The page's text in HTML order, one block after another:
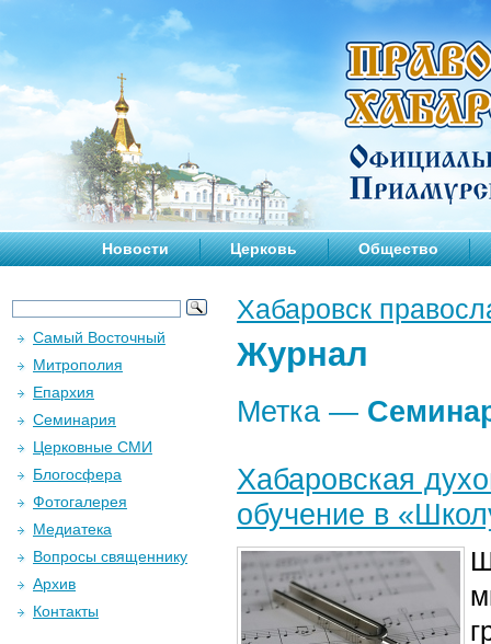
Новости Церковь Общество
Хабаровск
Журнал
Метка —
Хабаровская
обучение в
Самый Восточный
Митрополия
Епархия
Семинария
Церковные СМИ
Блогосфера
Фотогалерея
Медиатека
Вопросы священнику
Архив
Контакты